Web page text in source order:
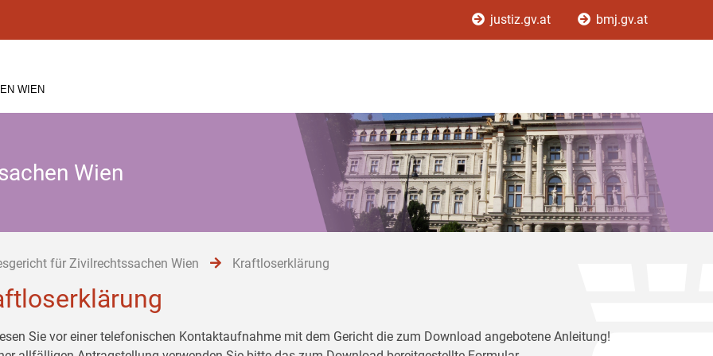
justiz.gv.at bmj.gv.at
WIEN
Wien
für Zivilrechtssachen Wien Kraftloserklärung
Sie vor einer telefonischen Kontaktaufnahme mit dem Gericht die zum Download angebotene Anleitung!